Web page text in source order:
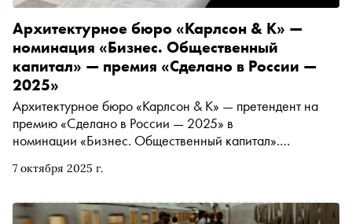
7 октября 2025 г.
Архитектурное бюро «Карлсон & К» —
номинация «Бизнес. Общественный
капитал» — премия «Сделано в России —
2025»
Архитектурное бюро «Карлсон & К» — претендент на
премию «Сделано в России — 2025» в
номинации «Бизнес. Общественный капитал».